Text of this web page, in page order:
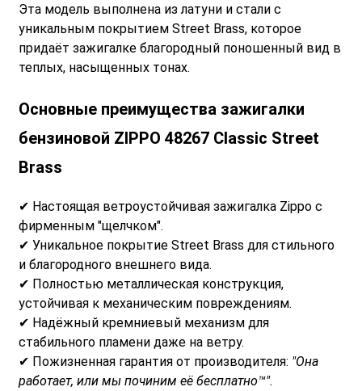
Эта модель выполнена из латуни и стали с
уникальным покрытием Street Brass, которое
придаёт зажигалке благородный поношенный вид в
теплых, насыщенных тонах.
Основные преимущества зажигалки
бензиновой ZIPPO 48267 Classic Street
Brass
✔ Настоящая ветроустойчивая зажигалка Zippo с
фирменным "щелчком".
✔ Уникальное покрытие Street Brass для стильного
и благородного внешнего вида.
✔ Полностью металлическая конструкция,
устойчивая к механическим повреждениям.
✔ Надёжный кремниевый механизм для
стабильного пламени даже на ветру.
✔ Пожизненная гарантия от производителя: "Она
работает, или мы починим её бесплатно™".